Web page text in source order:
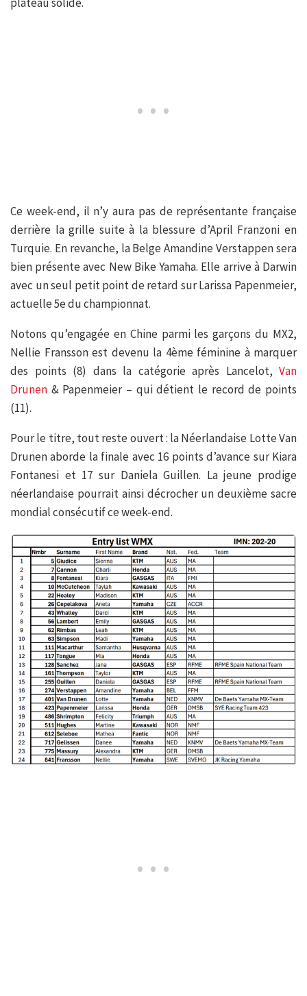
Ce week-end, il n’y aura pas de représentante française
derrière la grille suite à la blessure d’April Franzoni en
Turquie. En revanche, la Belge Amandine Verstappen sera
bien présente avec New Bike Yamaha. Elle arrive à Darwin
avec un seul petit point de retard sur Larissa Papenmeier,
actuelle 5e du championnat.
Notons qu’engagée en Chine parmi les garçons du MX2,
Nellie Fransson est devenu la 4ème féminine à marquer
des points (8) dans la catégorie après Lancelot, Van
Drunen & Papenmeier – qui détient le record de points
(11).
Pour le titre, tout reste ouvert : la Néerlandaise Lotte Van
Drunen aborde la finale avec 16 points d’avance sur Kiara
Fontanesi et 17 sur Daniela Guillen. La jeune prodige
néerlandaise pourrait ainsi décrocher un deuxième sacre
mondial consécutif ce week-end.